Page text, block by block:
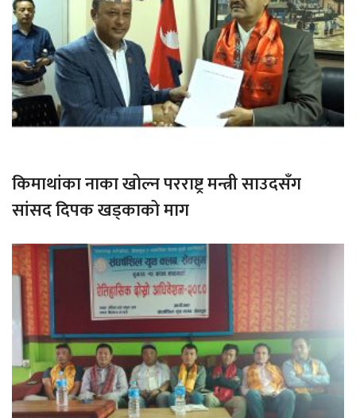
किमाथांका नाका खोल्न परराष्ट्र मन्त्री साउदसँग
सांसद दिपक खड्काको माग